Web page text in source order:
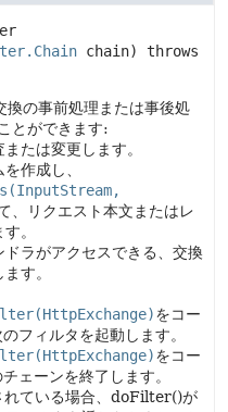
chain)
throws
換の事前処理または事後処
とができます:
たは変更します。
作成し、
、リクエスト本文またはレ
。
ラがアクセスできる、交換
す。
をコー
フィルタを起動します。
をコー
ェーンを終了します。
れている場合、doFilter()が